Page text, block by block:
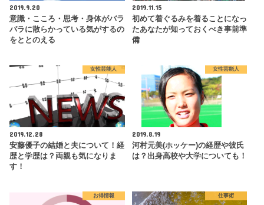
2019.9.20
意識・こころ・思考・身体がバラ
バラに散らかっている気がするの
をととのえる
2019.11.15
初めて着ぐるみを着ることになっ
たあなたが知っておくべき事前準
備
女性芸能人
2019.12.28
安藤優子の結婚と夫について！経
歴と学歴は？両親も気になりま
す！
女性芸能人
2019.8.19
河村元美(ホッケー)の経歴や彼氏
は？出身高校や大学についても！
お得情報 仕事術